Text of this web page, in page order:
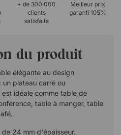
+ de 300 000
clients
satisfaits
Meilleur prix
garanti 105%
du produit
élégante au design
plateau carré ou
idéale comme table de
table à manger, table
24 mm d'épaisseur.